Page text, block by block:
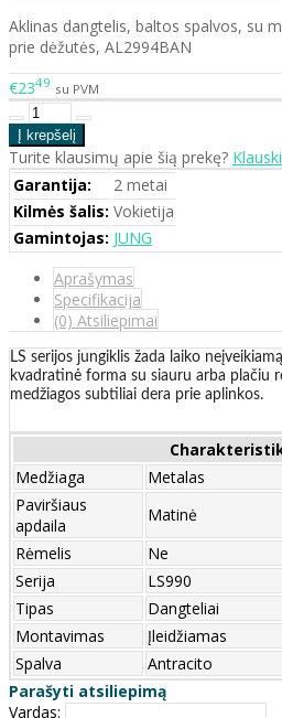
Aklinas dangtelis, baltos spalvos, su
prie dėžutės, AL2994BAN
€2349 su PVM
Turite klausimų apie šią prekę?
Garantija:
2 metai
Kilmės šalis: Vokietija
Gamintojas: JUNG
Aprašymas
Specifikacija
(0) Atsiliepimai
LS serijos jungiklis žada laiko
kvadratinė forma su siauru arba plačiu
medžiagos subtiliai dera prie aplinkos.
Medžiaga
Metalas
Paviršiaus
apdaila
Matinė
Rėmelis
Ne
Serija
LS990
Tipas
Dangteliai
Montavimas
Įleidžiamas
Spalva
Antracito
Parašyti atsiliepimą
Vardas: